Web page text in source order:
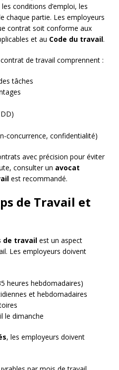
conditions d’emploi, les
chaque partie. Les employeurs
contrat soit conforme aux
et au Code du travail.
de travail comprennent :
tâches
concurrence, confidentialité)
avec précision pour éviter
consulter un avocat
est recommandé.
de Travail et
de travail est un aspect
Les employeurs doivent
heures hebdomadaires)
et hebdomadaires
le dimanche
, les employeurs doivent